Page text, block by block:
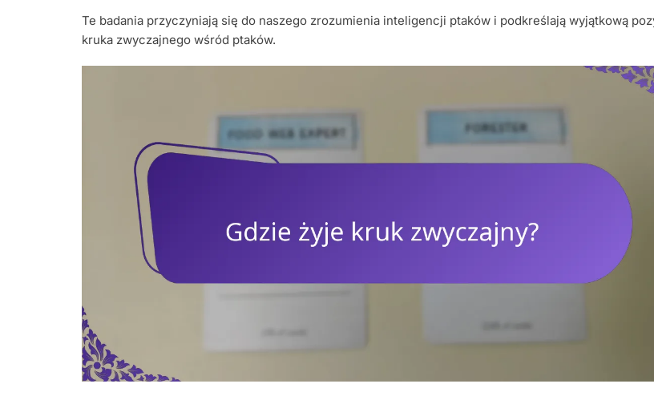
Te badania przyczyniają się do naszego zrozumienia inteligencji ptaków i podkreślają wyjątkową
kruka zwyczajnego wśród ptaków.